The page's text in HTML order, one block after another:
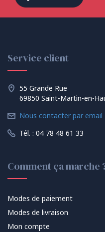
Service client
55 Grande Rue
69850 Saint-Martin-en-
Nous contacter par email
Tél. : 04 78 48 61 33
Comment ça marche
Modes de paiement
Modes de livraison
Mon compte